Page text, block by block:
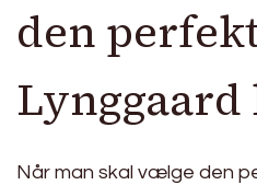
den
Når man skal vælge den